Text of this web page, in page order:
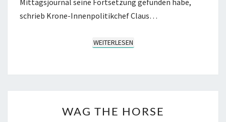
Mittagsjournal seine Fortsetzung gefunden habe,
schrieb Krone-Innenpolitikchef Claus…
WEITERLESENWEITERLESEN
THE
WAG THE HORSE